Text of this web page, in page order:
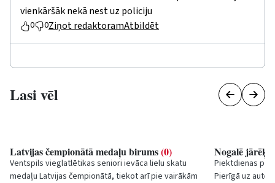
vienkāršāk nekā nest uz policiju
0 0Ziņot redaktoramAtbildēt
Lasi vēl
Latvijas čempionātā medaļu birums(0)
Ventspils vieglatlētikas seniori ievāca lielu skatu
medaļu Latvijas čempionātā, tiekot arī pie vairākām
Nogalē
Piektdienas
Pierīgā uz